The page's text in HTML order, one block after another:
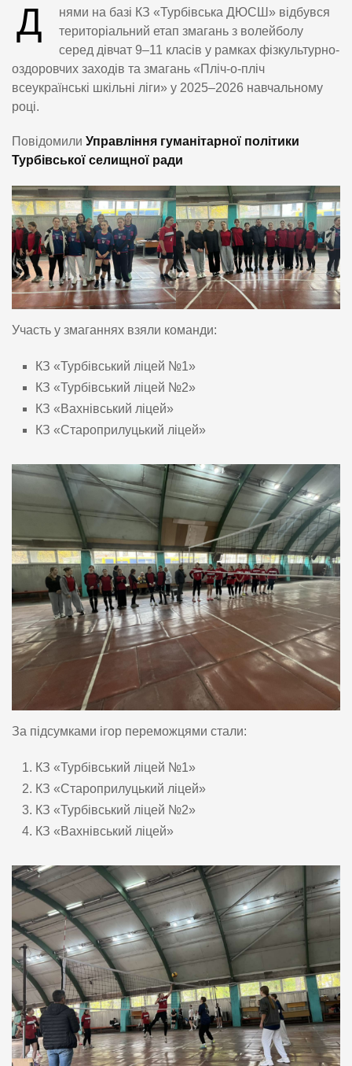
Д
нями на базі КЗ «Турбівська ДЮСШ» відбувся
територіальний етап змагань з волейболу
серед дівчат 9–11 класів у рамках фізкультурно-
оздоровчих заходів та змагань «Пліч-о-пліч
всеукраїнські шкільні ліги» у 2025–2026 навчальному
році.
Повідомили Управління гуманітарної політики
Турбівської селищної ради
Участь у змаганнях взяли команди:
КЗ «Турбівський ліцей №1»
КЗ «Турбівський ліцей №2»
КЗ «Вахнівський ліцей»
КЗ «Староприлуцький ліцей»
За підсумками ігор переможцями стали:
КЗ «Турбівський ліцей №1»
КЗ «Староприлуцький ліцей»
КЗ «Турбівський ліцей №2»
КЗ «Вахнівський ліцей»